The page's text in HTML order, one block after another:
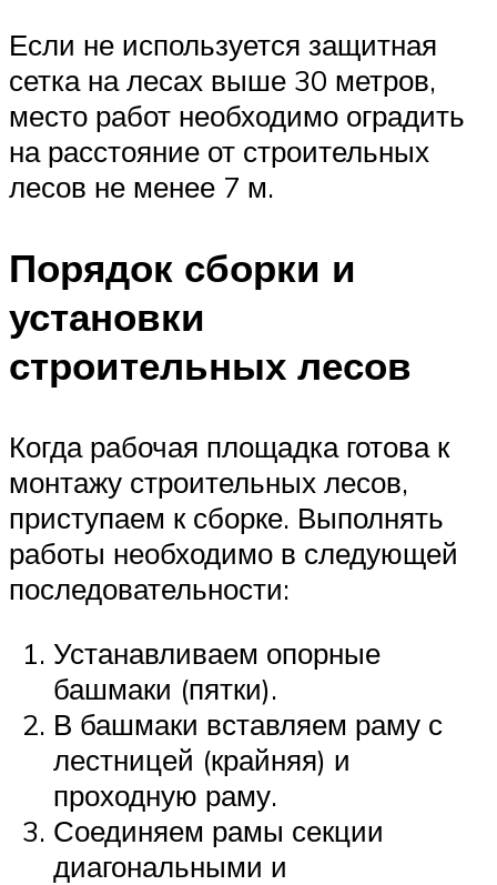
Если не используется защитная
сетка на лесах выше 30 метров,
место работ необходимо оградить
на расстояние от строительных
лесов не менее 7 м.
Порядок сборки и
установки
строительных лесов
Когда рабочая площадка готова к
монтажу строительных лесов,
приступаем к сборке. Выполнять
работы необходимо в следующей
последовательности:
Устанавливаем опорные
башмаки (пятки).
В башмаки вставляем раму с
лестницей (крайняя) и
проходную раму.
Соединяем рамы секции
диагональными и